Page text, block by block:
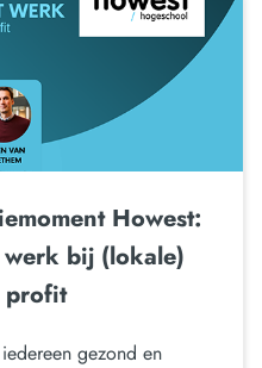
Howest:
bij (lokale)
profit
gezond en